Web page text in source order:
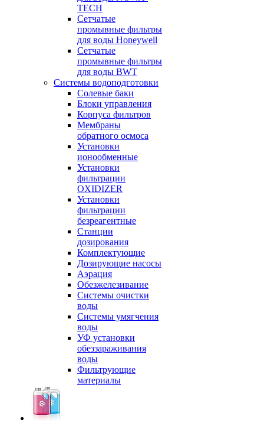
TECH
Сетчатые
промывные фильтры
для воды Honeywell
Сетчатые
промывные фильтры
для воды BWT
Системы водоподготовки
Солевые баки
Блоки управления
Корпуса фильтров
Мембраны
обратного осмоса
Установки
ионообменные
Установки
фильтрации
OXIDIZER
Установки
фильтрации
безреагентные
Станции
дозирования
Комплектующие
Дозирующие насосы
Аэрация
Обезжелезивание
Системы очистки
воды
Системы умягчения
воды
УФ установки
обеззараживания
воды
Фильтрующие
материалы